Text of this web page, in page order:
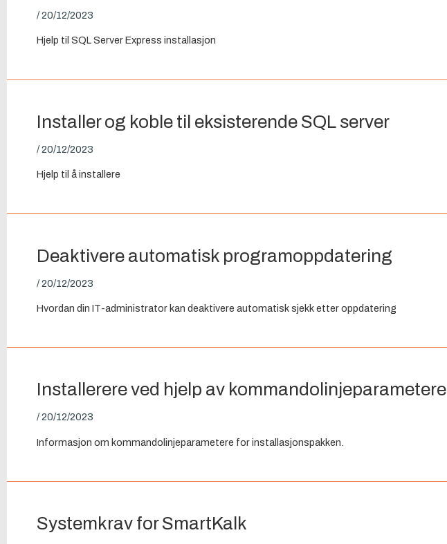
/20/12/2023
Hjelp til SQL Server Express installasjon
Installer og koble til eksisterende SQL server
/20/12/2023
Hjelp til å installere
Deaktivere automatisk programoppdatering
/20/12/2023
Hvordan din IT-administrator kan deaktivere automatisk sjekk etter oppdatering
Installerere ved hjelp av kommandolinjeparametere
/20/12/2023
Informasjon om kommandolinjeparametere for installasjonspakken.
Systemkrav for SmartKalk